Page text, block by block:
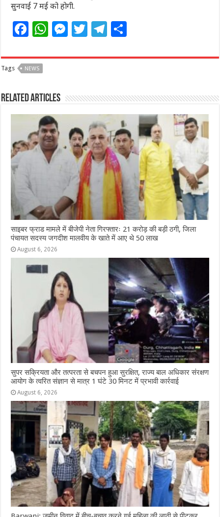
सुनवाई 7 मई को होगी.
F
c
e
b
o
o
k
W
at
A
p
p
M
ss
n
g
e
r
T
itt
r
T
e
ra
m
ar
Tags NEWS
Related Articles
साइबर फ्राड मामले में बीजेपी नेता गिरफ्तारः 21 करोड़ की बड़ी ठगी, जिला
पंचायत सदस्य जगदीश मालवीय के खाते में आए थे 50 लाख
August 6, 2026
सुपर सक्रियता और तत्परता से बचपन हुआ सुरक्षित, राज्य बाल अधिकार संरक्षण
आयोग के त्वरित संज्ञान से मात्र 1 घंटे 30 मिनट में प्रभावी कार्रवाई
August 6, 2026